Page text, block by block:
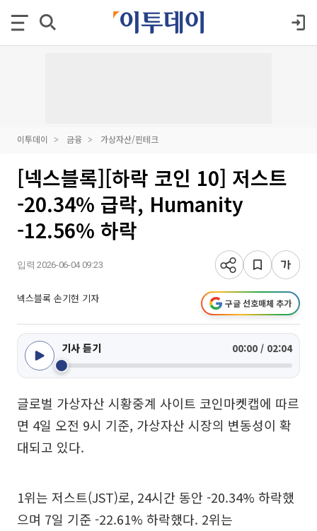
이투데이 금융 가상자산/핀테크
[넥스블록][하락 코인 10] 저스트
-20.34% 급락, Humanity
-12.56% 하락
입력 2026-06-04 09:23
넥스블록 손기현 기자 구글 선호매체 추가
기사 듣기 00:00 / 02:04
글로벌 가상자산 시황중계 사이트 코인마켓캡에 따르
면 4일 오전 9시 기준, 가상자산 시장의 변동성이 확
대되고 있다.
1위는 저스트(JST)로, 24시간 동안 -20.34% 하락했
으며 7일 기준 -22.61% 하락했다. 2위는